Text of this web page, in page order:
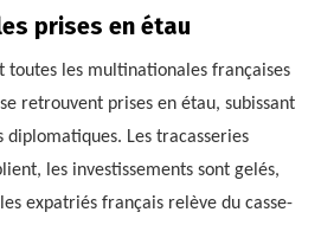
prises en étau
toutes les multinationales françaises
retrouvent prises en étau, subissant
Les tracasseries
les investissements sont gelés,
expatriés français relève du casse-